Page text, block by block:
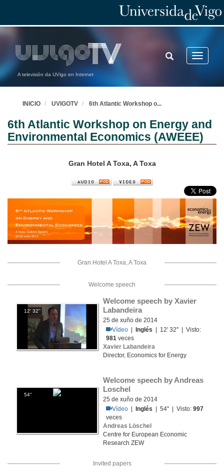
A televisión da UVigo en Internet
Toggle
TOGGLE
SEARCH
INICIO UVIGOTV 6th Atlantic Workshop o...
6th Atlantic Workshop on Energy and
Environmental Economics (AWEEE)
Gran Hotel A Toxa, A Toxa
Gran Hotel A Toxa, A Toxa
Welcome speech
12' 32''
Welcome speech by Xavier
Labandeira
25 de xuño de 2014
Vídeo
Inglés | 12' 32'' | Visto:
981 veces
Xavier Labandeira
Director, Economics for Energy
54''
Welcome speech by Andreas
Loschel
25 de xuño de 2014
Vídeo
Inglés | 54'' | Visto:997
veces
Andreas Löschel
Centre for European Economic
Research ZEW
Invited papers